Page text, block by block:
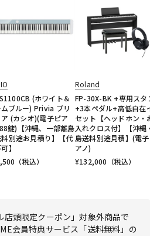
(ホワイト＆
ムブルー) Privia プリ
ア (カシオ)(電子ピア
鍵)【沖縄、一部離島
料別途お見積り】【代
】
（税込）
Roland
FP-30X-BK +専用スタ
+3本ペダル+高低自在
セット【ヘッドホン・
入れクロス付】【沖縄
島送料別途見積】(電
アノ)
¥132,000 （税込）
頭限定クーポン」対象外商品で
会員特典サービス「送料無料」の